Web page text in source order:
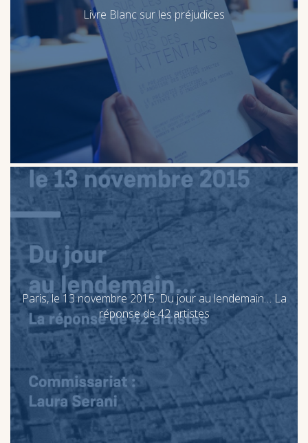
Livre Blanc sur les préjudices
Livre Blanc sur les préjudices
Paris, le 13 novembre 2015. Du jour au lendemain… La
réponse de 42 artistes
Paris, le 13 novembre 2015. Du jour au lendemain… La
réponse de 42 artistes